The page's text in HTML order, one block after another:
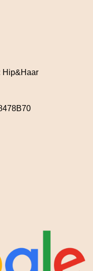
Hip&Haar